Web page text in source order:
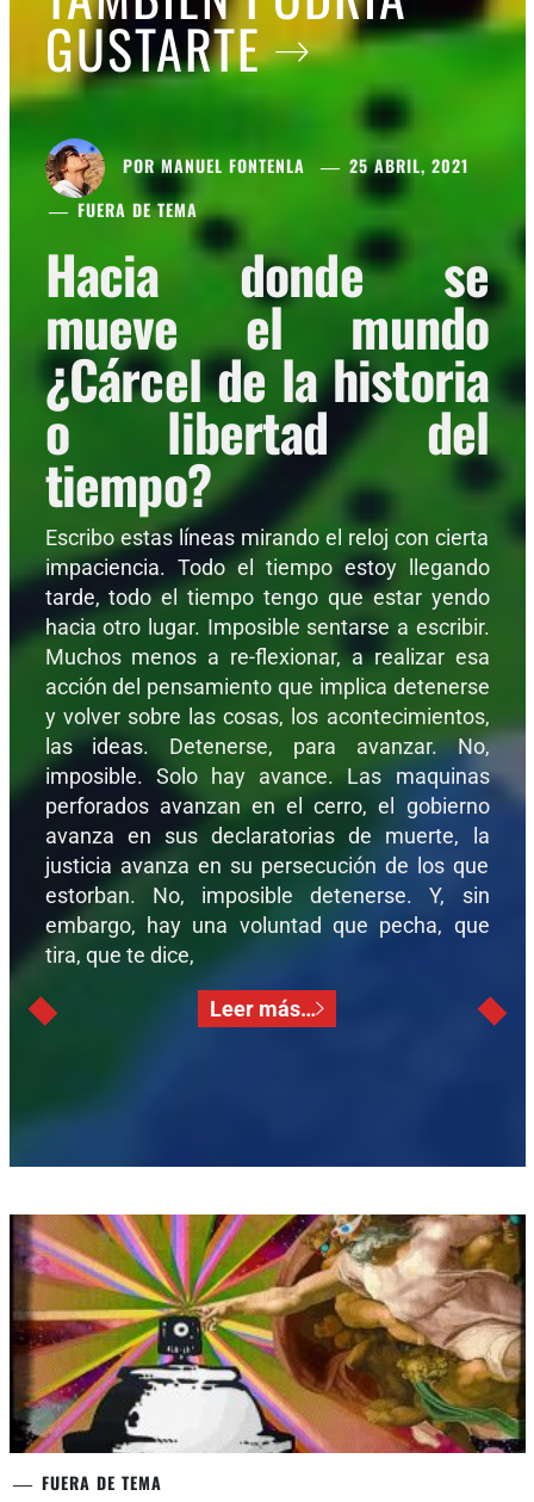
GUSTARTE
PORMANUEL FONTENLA
25 ABRIL, 2021
FUERA DE TEMA
Hacia donde se
mueve el mundo
¿Cárcel de la historia
o libertad del
tiempo?
Escribo estas líneas mirando el reloj con cierta
impaciencia. Todo el tiempo estoy llegando
tarde, todo el tiempo tengo que estar yendo
hacia otro lugar. Imposible sentarse a escribir.
Muchos menos a re-flexionar, a realizar esa
acción del pensamiento que implica detenerse
y volver sobre las cosas, los acontecimientos,
las ideas. Detenerse, para avanzar. No,
imposible. Solo hay avance. Las maquinas
perforados avanzan en el cerro, el gobierno
avanza en sus declaratorias de muerte, la
justicia avanza en su persecución de los que
estorban. No, imposible detenerse. Y, sin
embargo, hay una voluntad que pecha, que
tira, que te dice,
Leer más…
FUERA DE TEMA